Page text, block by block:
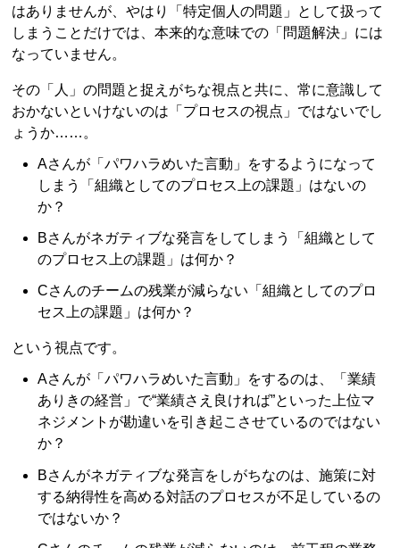
はありませんが、やはり「特定個人の問題」として扱って
しまうことだけでは、本来的な意味での「問題解決」には
なっていません。
その「人」の問題と捉えがちな視点と共に、常に意識して
おかないといけないのは「プロセスの視点」ではないでし
ょうか……。
Aさんが「パワハラめいた言動」をするようになって
しまう「組織としてのプロセス上の課題」はないの
か？
Bさんがネガティブな発言をしてしまう「組織として
のプロセス上の課題」は何か？
Cさんのチームの残業が減らない「組織としてのプロ
セス上の課題」は何か？
という視点です。
Aさんが「パワハラめいた言動」をするのは、「業績
ありきの経営」で“業績さえ良ければ”といった上位マ
ネジメントが勘違いを引き起こさせているのではない
か？
Bさんがネガティブな発言をしがちなのは、施策に対
する納得性を高める対話のプロセスが不足しているの
ではないか？